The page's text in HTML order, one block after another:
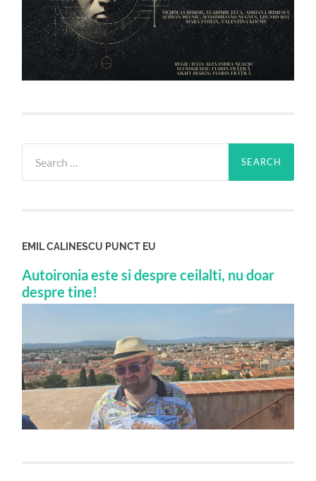
for:
EMIL CALINESCU PUNCT EU
Autoironia este si despre ceilalti, nu doar
despre tine!